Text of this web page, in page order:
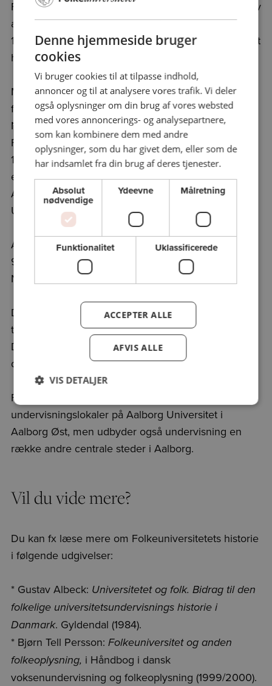
Foredragsforeningen for Aalborg og Omegn vedblev
at arrangere folkeuniversitetsforedrag til og med
1919. I foråret 1920 afmeldtes foreningen uden at det
helt står klart hvorfor.
Men fra 1948 og frem blev der afholdt
folkeuniversitetsforedrag igen og nu i regi af
Nordjysk Forening for Naturvidenskab.
Folkeuniversitetet i Aalborg blev stiftet den 13. april
1961 og i 1978 blev der taget initiativ til oprettelse af
en egentlig afdeling i Aalborg, Folkeuniversitetet i
Aalborg, tæt knyttet til det dengang ret nye Aalborg
Universitet.
Afdelingen omfatter i dag afdelingen i Aalborg, samt
9 mindre enheder, såkaldte komiteer, i det øvrige
Nordjylland og 1 på Bornholm.
Der lanceres halvårlige programmer, der indeholder
tilbud i såvel Aalborg som det øvrige Nordjylland.
Der udbydes hvert år cirka 700 kurser og foredrag,
der følges af mere end 26.000 deltagere.
Folkeuniversitetet i Aalborg har både sekretariat og
undervisningslokaler på Aalborg Universitet i
Aalborg Øst, men udbyder også undervisning en
række andre centrale steder i Aalborg.
Vil du vide mere?
Du kan fx læse mere om Folkeuniversitetets historie
i følgende udgivelser:
* Gustav Albeck: Universitetet og folk. Bidrag til den
folkelige universitetsundervisnings historie i
Danmark. Gyldendal (1984).
* Bjørn Tell Persson: Folkeuniversitet og anden
folkeoplysning, i Håndbog i dansk
voksenundervisning og folkeoplysning (1999/2000).
Denne hjemmeside bruger
cookies
Vi bruger cookies til at tilpasse indhold,
annoncer og til at analysere vores trafik. Vi deler
også oplysninger om din brug af vores websted
med vores annoncerings- og analysepartnere,
som kan kombinere dem med andre
oplysninger, som du har givet dem, eller som de
har indsamlet fra din brug af deres tjenester.
Absolut
nødvendige
Ydeevne Målretning
Funktionalitet Uklassificerede
ACCEPTER ALLE
AFVIS ALLE
VIS DETALJER